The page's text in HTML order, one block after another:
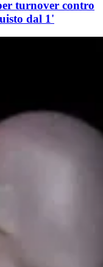
turnover contro
dal 1'